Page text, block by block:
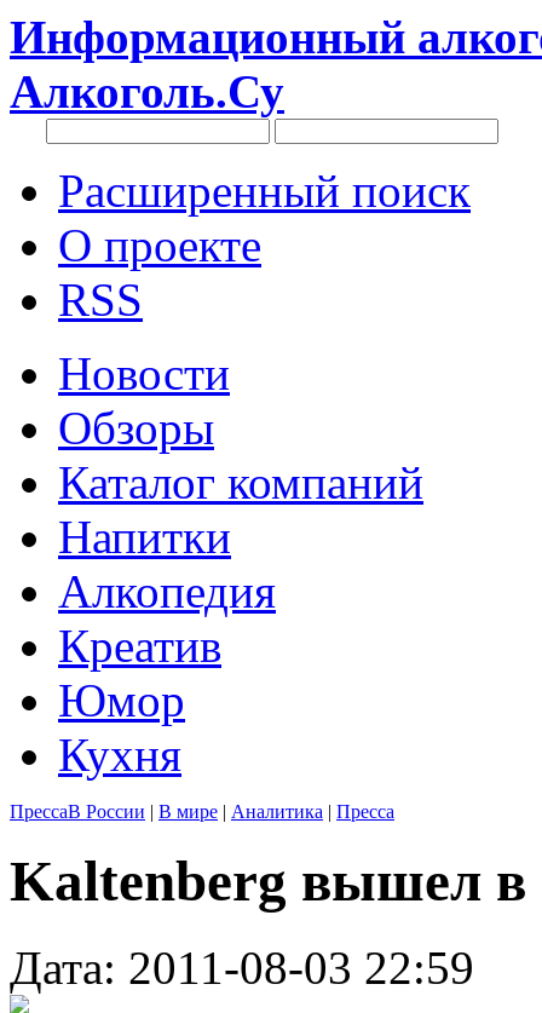
Информационный
Алкоголь.Су
Расширенный поиск
О проекте
RSS
Новости
Обзоры
Каталог компаний
Напитки
Алкопедия
Креатив
Юмор
Кухня
ПрессаВ России | В мире | Аналитика | Пресса
Kaltenberg вышел в
Дата: 2011-08-03 22:59